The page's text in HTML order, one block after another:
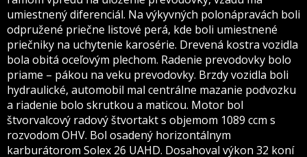
umiestnený diferenciál. Na výkyvných polonápravách boli
odpružené priečne listové perá, kde boli umiestnené
priečniky na uchytenie karosérie. Drevená kostra vozidla
bola obitá oceľovým plechom. Radenie prevodovky bolo
priame – pákou na veku prevodovky. Brzdy vozidla boli
hydraulické, automobil mal centrálne mazanie podvozku
a riadenie bolo skrutkou a maticou. Motor bol
štvorvalcový radový štvortakt s objemom 1089 ccm s
rozvodom OHV. Bol osadený horizontálnym
karburátorom Solex 26 UAHD. Dosahoval výkon 32 koní